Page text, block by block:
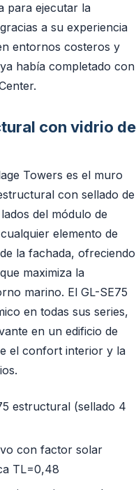
para ejecutar la
a su experiencia
entornos costeros y
había completado con
con vidrio de
Towers es el muro
con sellado de
del módulo de
elemento de
la fachada, ofreciendo
maximiza la
marino. El GL-SE75
en todas sus series,
en un edificio de
el confort interior y la
estructural (sellado 4
con factor solar
TL=0,48